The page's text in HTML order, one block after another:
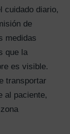
cuidado diario,
de
medidas
que la
es visible.
transportar
al paciente,